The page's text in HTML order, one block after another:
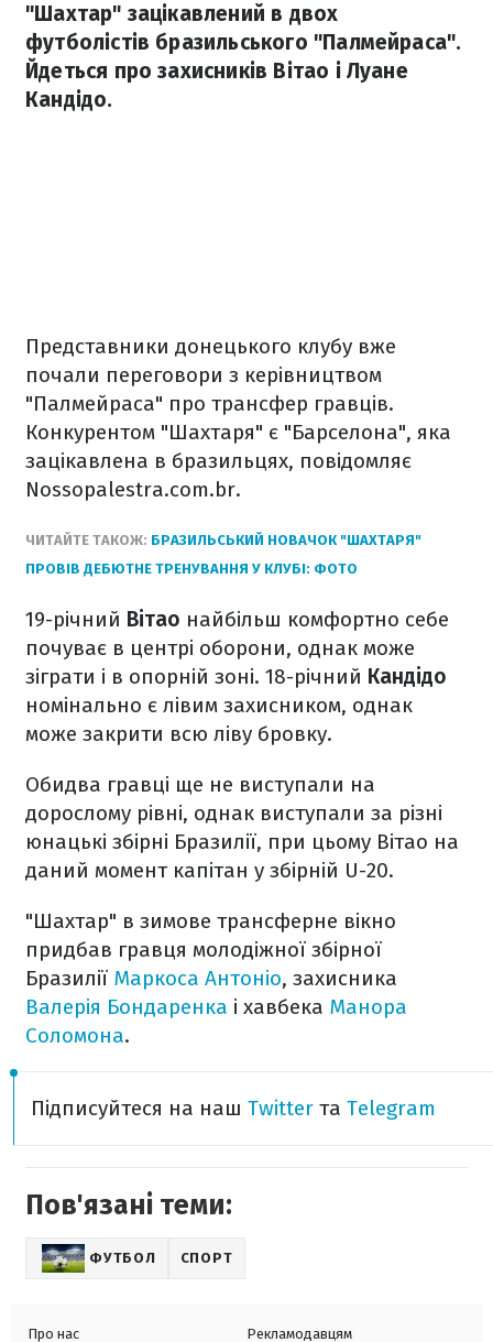
"Шахтар" зацікавлений в двох
футболістів бразильського "Палмейраса".
Йдеться про захисників Вітао і Луане
Кандідо.
Представники донецького клубу вже
почали переговори з керівництвом
"Палмейраса" про трансфер гравців.
Конкурентом "Шахтаря" є "Барселона", яка
зацікавлена в бразильцях, повідомляє
Nossopalestra.com.br.
ЧИТАЙТЕ ТАКОЖ: БРАЗИЛЬСЬКИЙ НОВАЧОК "ШАХТАРЯ"
ПРОВІВ ДЕБЮТНЕ ТРЕНУВАННЯ У КЛУБІ: ФОТО
19-річний Вітао найбільш комфортно себе
почуває в центрі оборони, однак може
зіграти і в опорній зоні. 18-річний Кандідо
номінально є лівим захисником, однак
може закрити всю ліву бровку.
Обидва гравці ще не виступали на
дорослому рівні, однак виступали за різні
юнацькі збірні Бразилії, при цьому Вітао на
даний момент капітан у збірній U-20.
"Шахтар" в зимове трансферне вікно
придбав гравця молодіжної збірної
Бразилії Маркоса Антоніо, захисника
Валерія Бондаренка і хавбека Манора
Соломона.
Підписуйтеся на наш Twitter та Telegram
Пов'язані теми:
ФУТБОЛ СПОРТ
Про нас
Рекламодавцям